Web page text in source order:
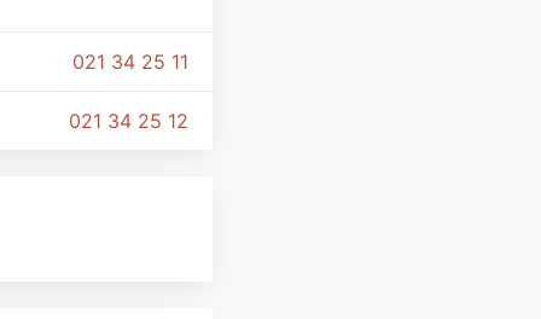
021 34 25 11
021 34 25 12